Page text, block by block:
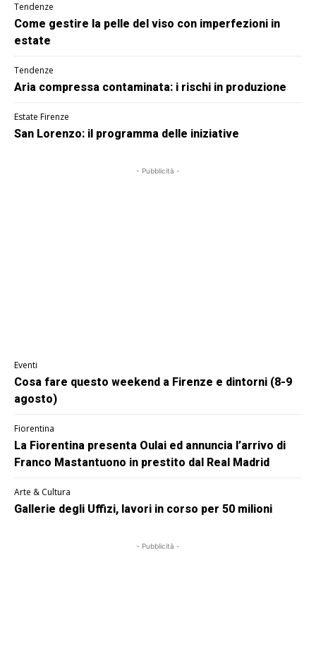
Tendenze
Come gestire la pelle del viso con imperfezioni in
estate
Tendenze
Aria compressa contaminata: i rischi in produzione
Estate Firenze
San Lorenzo: il programma delle iniziative
- Pubblicità -
Eventi
Cosa fare questo weekend a Firenze e dintorni (8-9
agosto)
Fiorentina
La Fiorentina presenta Oulai ed annuncia l’arrivo di
Franco Mastantuono in prestito dal Real Madrid
Arte & Cultura
Gallerie degli Uffizi, lavori in corso per 50 milioni
- Pubblicità -